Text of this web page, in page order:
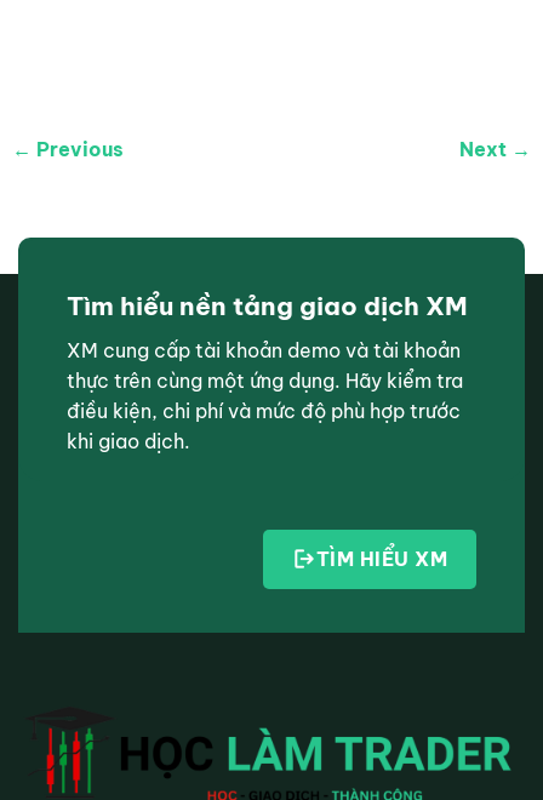
← Previous Next →
Tìm hiểu nền tảng giao dịch XM
XM cung cấp tài khoản demo và tài khoản
thực trên cùng một ứng dụng. Hãy kiểm tra
điều kiện, chi phí và mức độ phù hợp trước
khi giao dịch.
TÌM HIỂU XM